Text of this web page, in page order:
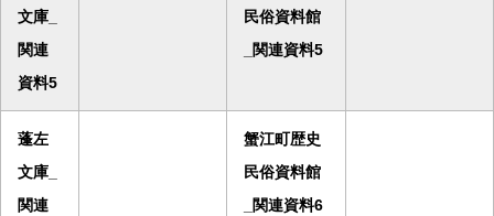
文庫_
関連
資料5
民俗資料館
_関連資料5
蓬左
文庫_
関連
蟹江町歴史
民俗資料館
_関連資料6